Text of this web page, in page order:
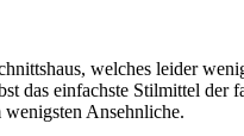
welches leider
das einfachste Stilmittel der
wenigsten Ansehnliche.